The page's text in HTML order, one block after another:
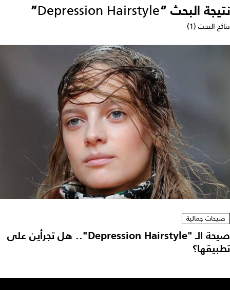
نتيجة البحث “Depression Hairstyle
”
نتائج البحث (1)
صيحات جمالية
صيحة الـ "Depression Hairstyle".. هل تجرأين على
تطبيقها؟